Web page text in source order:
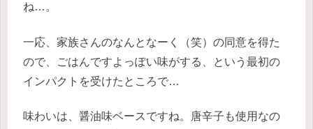
ね…。
一応、家族さんのなんとなーく（笑）の同意を得た
ので、ごはんですよっぽい味がする、という最初の
インパクトを受けたところで…
味わいは、醤油味ベースですね。唐辛子も使用なの